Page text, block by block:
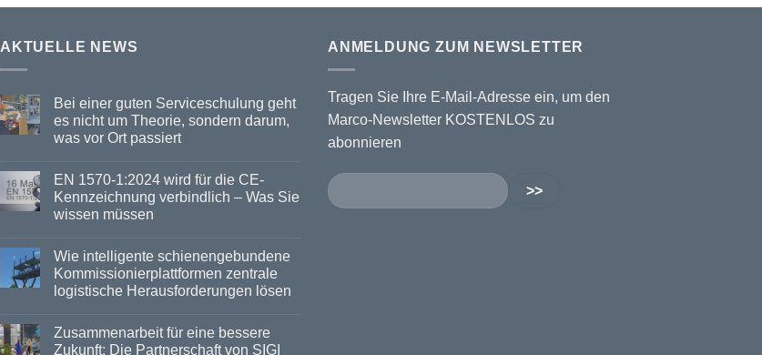
AKTUELLE NEWS
Bei einer guten Serviceschulung geht
es nicht um Theorie, sondern darum,
was vor Ort passiert
EN 1570-1:2024 wird für die CE-
Kennzeichnung verbindlich – Was Sie
wissen müssen
Wie intelligente schienengebundene
Kommissionierplattformen zentrale
logistische Herausforderungen lösen
Zusammenarbeit für eine bessere
Zukunft: Die Partnerschaft von SIGI
ANMELDUNG ZUM NEWSLETTER
Tragen Sie Ihre E-Mail-Adresse ein, um den
Marco-Newsletter KOSTENLOS zu
abonnieren